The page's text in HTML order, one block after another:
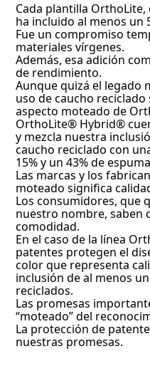
Cada plantilla
ha incluido al menos un
Fue un compromiso
materiales vírgenes.
Además, esa adición
de rendimiento.
Aunque quizá el legado
uso de caucho
aspecto moteado de
OrthoLite® Hybrid®
y mezcla nuestra
caucho reciclado con
15% y un 43% de
Las marcas y los
moteado significa
Los consumidores, que
nuestro nombre, saben
comodidad.
En el caso de la línea
patentes protegen el
color que representa
inclusión de al menos
reciclados.
Las promesas
“moteado” del
La protección de
nuestras promesas.